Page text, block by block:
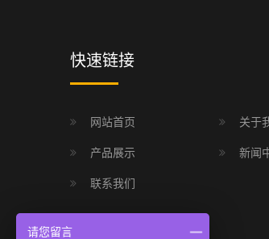
快速链接
网站首页 关于
产品展示 新闻
联系我们
请您留言